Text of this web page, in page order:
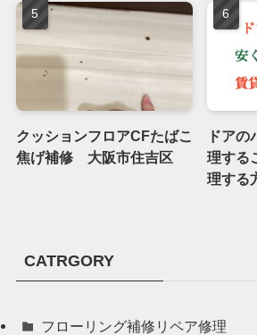
クッションフロアCFたばこ
焦げ補修 大阪市住吉区
ドア
理する
理する
CATRGORY
フローリング補修リペア修理